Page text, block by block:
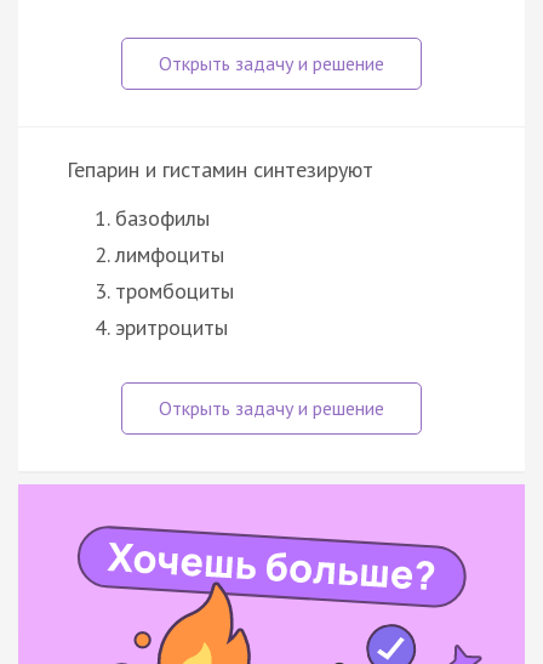
Гепарин и гистамин синтезируют
базофилы
лимфоциты
тромбоциты
эритроциты